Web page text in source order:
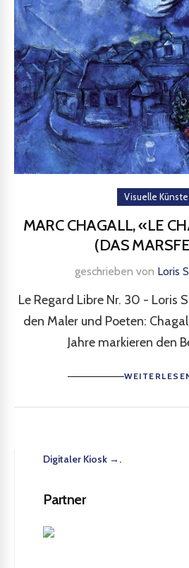
Visuelle Künste
MARC CHAGALL, «LE
(DAS
geschrieben von Loris
Le Regard Libre Nr. 30 - Loris
den Maler und Poeten:
Jahre markieren den
Digitaler Kiosk →.
Partner